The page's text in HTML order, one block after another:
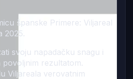
španske Primere: Viljareal
2025.
svoju napadačku snagu i
povoljnim rezultatom.
Viljareala verovatnim